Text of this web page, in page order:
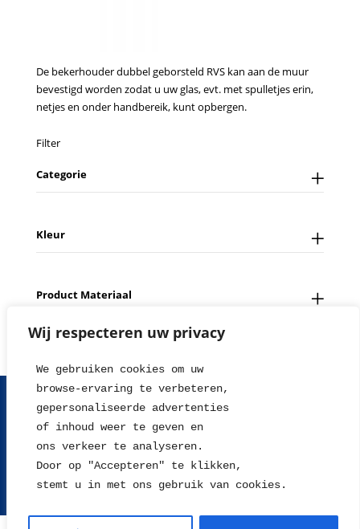
Wij respecteren uw privacy
We gebruiken cookies om uw
browse-ervaring te verbeteren,
gepersonaliseerde advertenties
of inhoud weer te geven en
ons verkeer te analyseren.
Door op "Accepteren" te klikken,
stemt u in met ons gebruik van cookies.
De bekerhouder dubbel geborsteld RVS kan aan de muur
bevestigd worden zodat u uw glas, evt. met spulletjes erin,
netjes en onder handbereik, kunt opbergen.
Filter
Categorie
Kleur
Product Materiaal
Contact
Tips en Nieuws
Herroepingsrecht
Retour sturen
Algemene voorwaarden
Disclaimer
2004 - 2026 © WillieJan®